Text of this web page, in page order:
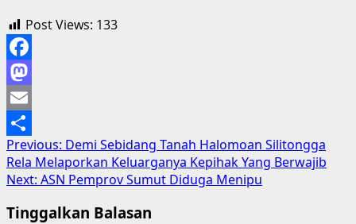
Post Views: 133
Facebook
Mastodon
Email
Share
Post
navigation
Previous: Demi Sebidang Tanah Halomoan Silitongga
Rela Melaporkan Keluarganya Kepihak Yang Berwajib
Next: ASN Pemprov Sumut Diduga Menipu
Tinggalkan Balasan